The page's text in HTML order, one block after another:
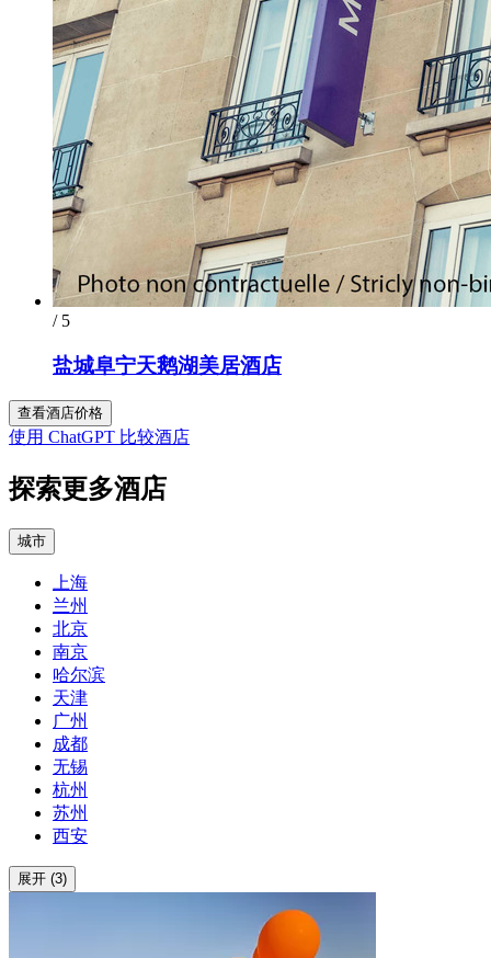
/ 5
盐城阜宁天鹅湖美居酒店
查看酒店价格
使用 ChatGPT 比较酒店
探索更多酒店
城市
上海
兰州
北京
南京
哈尔滨
天津
广州
成都
无锡
杭州
苏州
西安
展开 (3)